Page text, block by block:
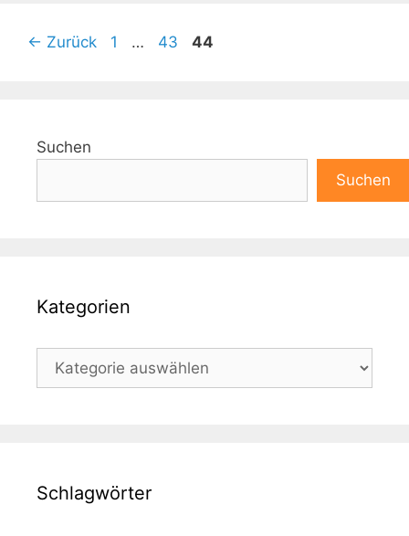
← Zurück Seite
1 … Seite
43 Seite
44
Suchen
Suchen
Kategorien
Kategorien
Schlagwörter